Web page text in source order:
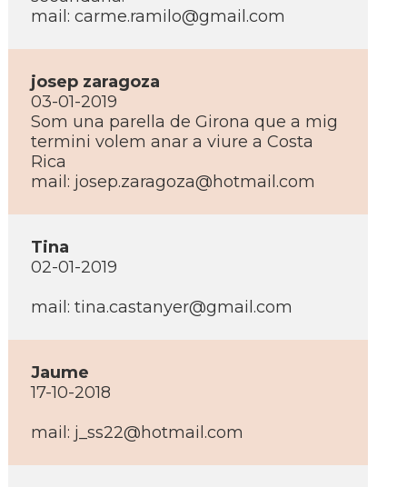
mail: carme.ramilo@gmail.com
josep zaragoza
03-01-2019
Som una parella de Girona que a mig
termini volem anar a viure a Costa
Rica
mail: josep.zaragoza@hotmail.com
Tina
02-01-2019
mail: tina.castanyer@gmail.com
Jaume
17-10-2018
mail: j_ss22@hotmail.com